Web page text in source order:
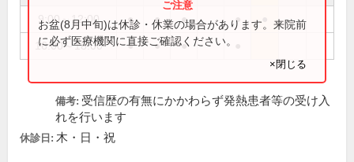
9:00～12:00 ● ● ● ●
16:00～18:00 ● ● ●
お盆(8月中旬)は休診・休業の場合があります。来院前
に必ず医療機関に直接ご確認ください。
×閉じる
備考: 受信歴の有無にかかわらず発熱患者等の受け入
れを行います
休診日: 木・日・祝